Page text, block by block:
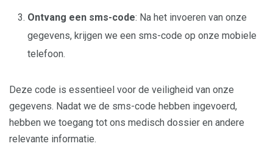
Ontvang een sms-code: Na het invoeren van onze
gegevens, krijgen we een sms-code op onze mobiele
telefoon.
Deze code is essentieel voor de veiligheid van onze
gegevens. Nadat we de sms-code hebben ingevoerd,
hebben we toegang tot ons medisch dossier en andere
relevante informatie.